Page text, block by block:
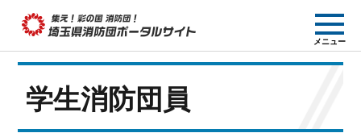
集え! 彩の国消防団!
埼玉県消防団ポー
タルサイト
メニュー
学生消防団員